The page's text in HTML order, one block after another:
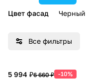
Цвет фасад Черный
Все фильтры
5 994 ₽6 660 ₽ -10%